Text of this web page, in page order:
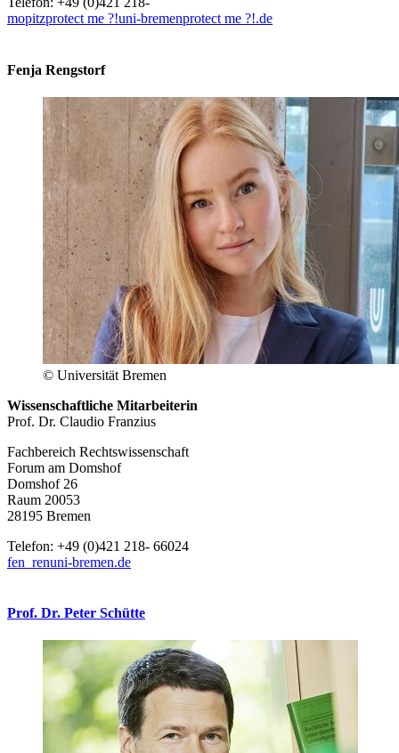
mopitzprotect me ?!uni-bremenprotect me ?!.de
Fenja Rengstorf
© Universität Bremen
Wissenschaftliche Mitarbeiterin
Prof. Dr. Claudio Franzius
Fachbereich Rechtswissenschaft
Forum am Domshof
Domshof 26
Raum 20053
28195 Bremen
Telefon: +49 (0)421 218- 66024
fen_renuni-bremen.de
Prof. Dr. Peter Schütte